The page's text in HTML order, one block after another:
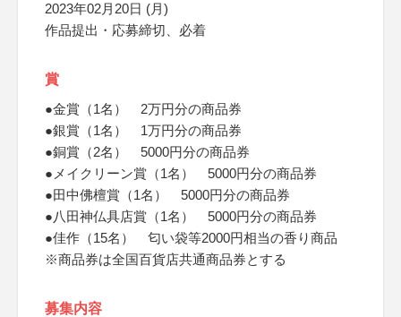
2023年02月20日 (月)
作品提出・応募締切、必着
賞
●金賞（1名） 2万円分の商品券
●銀賞（1名） 1万円分の商品券
●銅賞（2名） 5000円分の商品券
●メイクリーン賞（1名） 5000円分の商品券
●田中佛檀賞（1名） 5000円分の商品券
●八田神仏具店賞（1名） 5000円分の商品券
●佳作（15名） 匂い袋等2000円相当の香り商品
※商品券は全国百貨店共通商品券とする
募集内容